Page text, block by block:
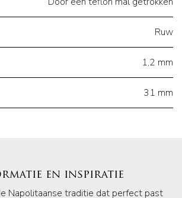
Ruw
1,2 mm
31 mm
en inspiratie
Napolitaanse traditie dat perfect past